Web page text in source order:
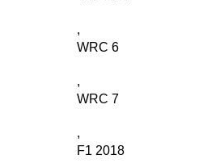
,
WRC 6
,
WRC 7
,
F1 2018